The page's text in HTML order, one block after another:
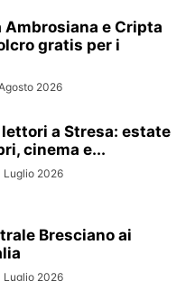
Ambrosiana e Cripta
gratis per i
2026
a Stresa: estate
cinema e...
Luglio 2026
Bresciano ai
Luglio 2026